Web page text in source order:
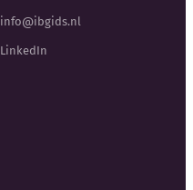
info@ibgids.nl
LinkedIn